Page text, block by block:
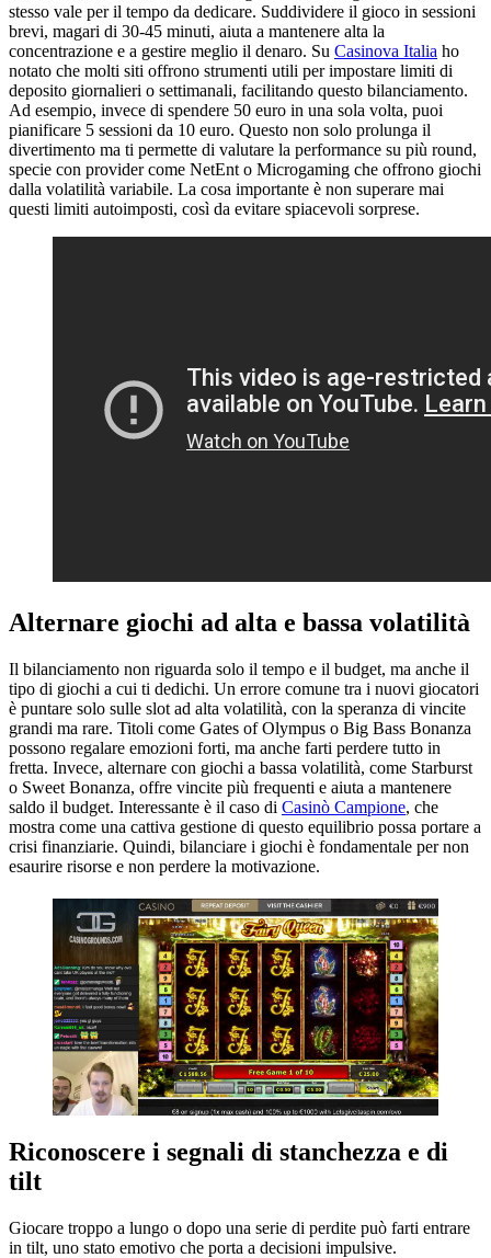
stesso vale per il tempo da dedicare. Suddividere il gioco in sessioni
brevi, magari di 30-45 minuti, aiuta a mantenere alta la
concentrazione e a gestire meglio il denaro. Su Casinova Italia ho
notato che molti siti offrono strumenti utili per impostare limiti di
deposito giornalieri o settimanali, facilitando questo bilanciamento.
Ad esempio, invece di spendere 50 euro in una sola volta, puoi
pianificare 5 sessioni da 10 euro. Questo non solo prolunga il
divertimento ma ti permette di valutare la performance su più round,
specie con provider come NetEnt o Microgaming che offrono giochi
dalla volatilità variabile. La cosa importante è non superare mai
questi limiti autoimposti, così da evitare spiacevoli sorprese.
Alternare giochi ad alta e bassa volatilità
Il bilanciamento non riguarda solo il tempo e il budget, ma anche il
tipo di giochi a cui ti dedichi. Un errore comune tra i nuovi giocatori
è puntare solo sulle slot ad alta volatilità, con la speranza di vincite
grandi ma rare. Titoli come Gates of Olympus o Big Bass Bonanza
possono regalare emozioni forti, ma anche farti perdere tutto in
fretta. Invece, alternare con giochi a bassa volatilità, come Starburst
o Sweet Bonanza, offre vincite più frequenti e aiuta a mantenere
saldo il budget. Interessante è il caso di Casinò Campione, che
mostra come una cattiva gestione di questo equilibrio possa portare a
crisi finanziarie. Quindi, bilanciare i giochi è fondamentale per non
esaurire risorse e non perdere la motivazione.
Riconoscere i segnali di stanchezza e di
tilt
Giocare troppo a lungo o dopo una serie di perdite può farti entrare
in tilt, uno stato emotivo che porta a decisioni impulsive.